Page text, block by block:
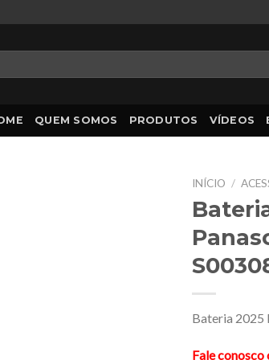
QUEM SOMOS PRODUTOS VÍDEOS
INÍCIO /
Bateria 2025
Fale